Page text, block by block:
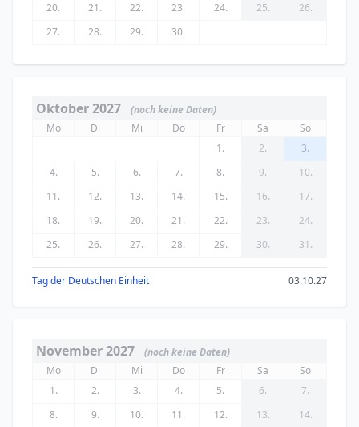
20.
21. 22. 23. 24. 25.
26.
27.
28. 29. 30.
Oktober 2027
(noch keine Daten)
Mo
Di Mi Do Fr Sa
So
1.
2.
3.
4.
5. 6. 7. 8. 9.
10.
11.
12. 13. 14. 15. 16.
17.
18.
19. 20. 21. 22. 23.
24.
25.
26. 27. 28. 29. 30. 31.
Tag der Deutschen Einheit 03.10.27
November 2027
(noch keine Daten)
Mo
Di Mi Do Fr Sa
So
1.
2. 3. 4. 5. 6.
7.
8.
9. 10. 11. 12. 13.
14.